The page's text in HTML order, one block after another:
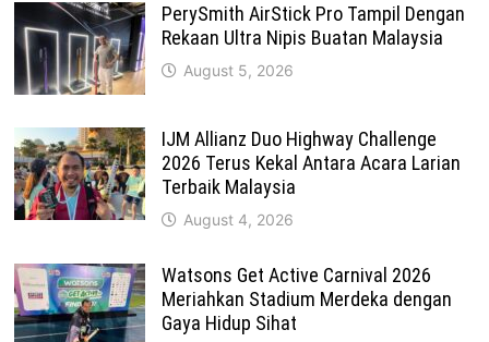
PerySmith AirStick Pro Tampil Dengan
Rekaan Ultra Nipis Buatan Malaysia
August 5, 2026
IJM Allianz Duo Highway Challenge
2026 Terus Kekal Antara Acara Larian
Terbaik Malaysia
August 4, 2026
Watsons Get Active Carnival 2026
Meriahkan Stadium Merdeka dengan
Gaya Hidup Sihat